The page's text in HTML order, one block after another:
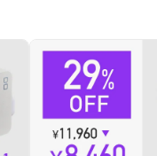
が２口があり、
。